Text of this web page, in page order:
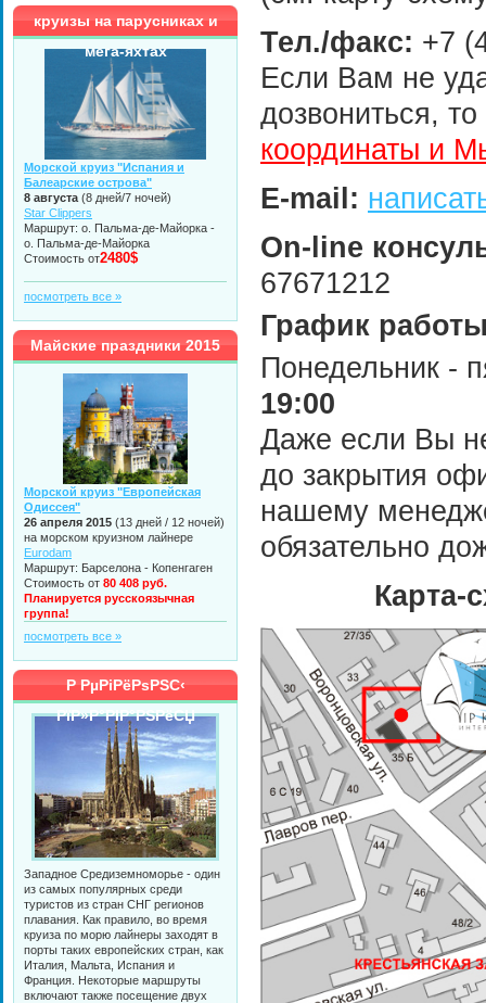
Тел./факс: +7
Если Вам не
дозвониться, то
координаты и
E-mail:
On-line
67671212
График
Понедельник -
19:00
Даже если Вы
до закрытия
нашему
обязательно
Карта-
круизы на парусниках и
мега-яхтах
Морской круиз "Испания и
Балеарские острова"
8 августа (8 дней/7 ночей)
Star Clippers
Маршрут: о. Пальма-де-Майорка -
о. Пальма-де-Майорка
Стоимость от2480$
посмотреть все »
Майские праздники 2015
Морской круиз "Европейская
Одиссея"
26 апреля 2015 (13 дней / 12 ночей)
на морском круизном лайнере
Eurodam
Маршрут: Барселона - Копенгаген
Стоимость от 80 408 руб.
Планируется русскоязычная
группа!
посмотреть все »
Р РµРіРёРѕРЅС‹
РїР»Р°РІР°РЅРёСЏ
Западное Средиземноморье - один
из самых популярных среди
туристов из стран СНГ регионов
плавания. Как правило, во время
круиза по морю лайнеры заходят в
порты таких европейских стран, как
Италия, Мальта, Испания и
Франция. Некоторые маршруты
включают также посещение двух